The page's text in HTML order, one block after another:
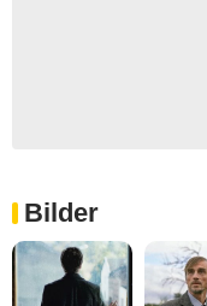
Bilder